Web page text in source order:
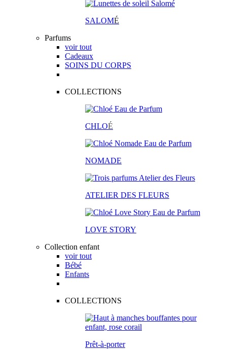
SALOMÉ
Parfums
voir tout
Cadeaux
SOINS DU CORPS
COLLECTIONS
CHLOÉ
NOMADE
ATELIER DES FLEURS
LOVE STORY
Collection enfant
voir tout
Bébé
Enfants
COLLECTIONS
Prêt-à-porter